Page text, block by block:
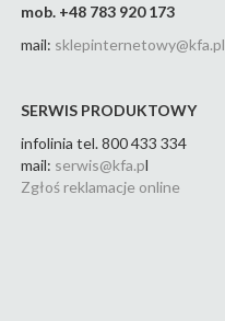
mob. +48 783 920 173
mail: sklepinternetowy@kfa.pl
SERWIS PRODUKTOWY
infolinia tel. 800 433 334
mail: serwis@kfa.pl
Zgłoś reklamacje online